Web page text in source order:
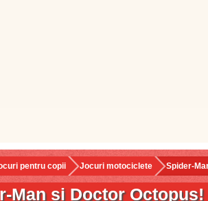
pentru copii Jocuri motociclete Spider-
Man si Doctor Octopus!